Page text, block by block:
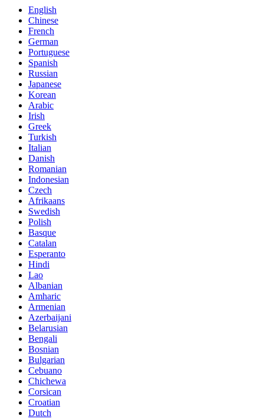
English
Chinese
French
German
Portuguese
Spanish
Russian
Japanese
Korean
Arabic
Irish
Greek
Turkish
Italian
Danish
Romanian
Indonesian
Czech
Afrikaans
Swedish
Polish
Basque
Catalan
Esperanto
Hindi
Lao
Albanian
Amharic
Armenian
Azerbaijani
Belarusian
Bengali
Bosnian
Bulgarian
Cebuano
Chichewa
Corsican
Croatian
Dutch